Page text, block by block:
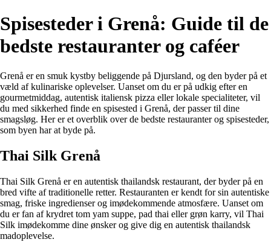
Spisesteder i Grenå: Guide til de
bedste restauranter og caféer
Grenå er en smuk kystby beliggende på Djursland, og den byder på et
væld af kulinariske oplevelser. Uanset om du er på udkig efter en
gourmetmiddag, autentisk italiensk pizza eller lokale specialiteter, vil
du med sikkerhed finde en spisested i Grenå, der passer til dine
smagsløg. Her er et overblik over de bedste restauranter og spisesteder,
som byen har at byde på.
Thai Silk Grenå
Thai Silk Grenå er en autentisk thailandsk restaurant, der byder på en
bred vifte af traditionelle retter. Restauranten er kendt for sin autentiske
smag, friske ingredienser og imødekommende atmosfære. Uanset om
du er fan af krydret tom yam suppe, pad thai eller grøn karry, vil Thai
Silk imødekomme dine ønsker og give dig en autentisk thailandsk
madoplevelse.